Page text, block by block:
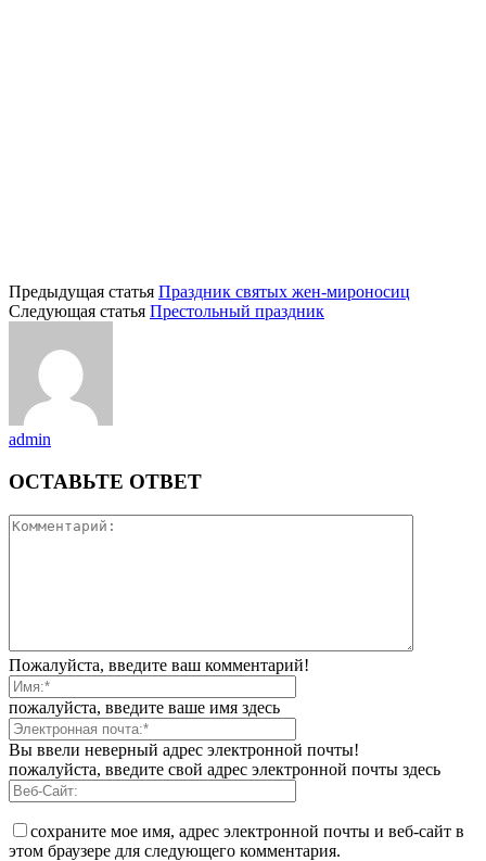
Предыдущая статья Праздник святых жен-мироносиц
Следующая статья Престольный праздник
admin
ОСТАВЬТЕ ОТВЕТ
Пожалуйста, введите ваш комментарий!
пожалуйста, введите ваше имя здесь
Вы ввели неверный адрес электронной почты!
пожалуйста, введите свой адрес электронной почты здесь
сохраните мое имя, адрес электронной почты и веб-сайт в
этом браузере для следующего комментария.